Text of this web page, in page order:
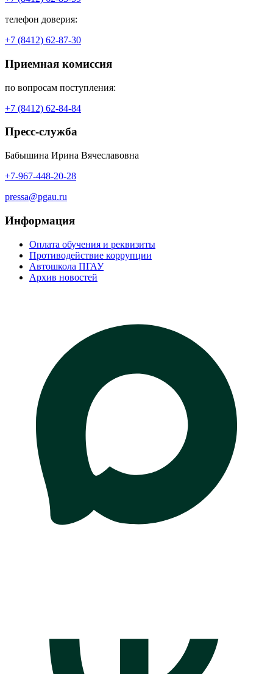
телефон доверия:
+7 (8412) 62-87-30
Приемная комиссия
по вопросам поступления:
+7 (8412) 62-84-84
Пресс-служба
Бабышина Ирина Вячеславовна
+7-967-448-20-28
pressa@pgau.ru
Информация
Оплата обучения и реквизиты
Противодействие коррупции
Автошкола ПГАУ
Архив новостей